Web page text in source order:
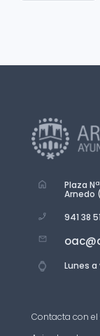
Plaza
Arnedo
941 38
Lunes a
Contacta con